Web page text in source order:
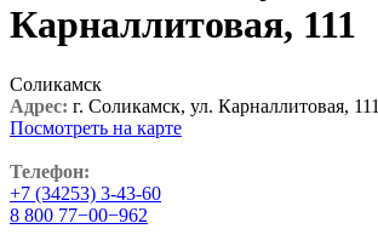
Карналлитовая, 111
Соликамск
Адрес: г. Соликамск, ул. Карналлитовая, 111
Посмотреть на карте
Телефон:
+7 (34253) 3-43-60
8 800 77−00−962